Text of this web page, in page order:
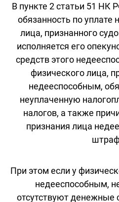
В пункте 2 статьи 51 НК
обязанность по уплате
лица, признанного
исполняется его
средств этого
физического лица,
недееспособным,
неуплаченную
налогов, а также
признания лица
При этом если у
недееспособным,
отсутствуют денежные